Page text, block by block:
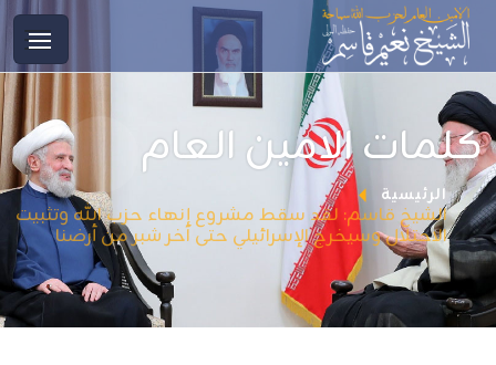
كلمات الامين العام
الرئيسية
الشيخ قاسم: لقد سقط مشروع إنهاء حزب الله وتثبيت
الاحتلال وسيخرج الإسرائيلي حتى آخر شبر من أرضنا